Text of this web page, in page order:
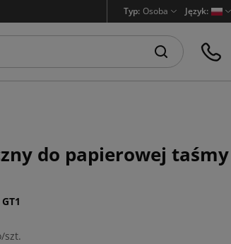
Typ: Osoba Język:
do papierowej
GT1
szt.